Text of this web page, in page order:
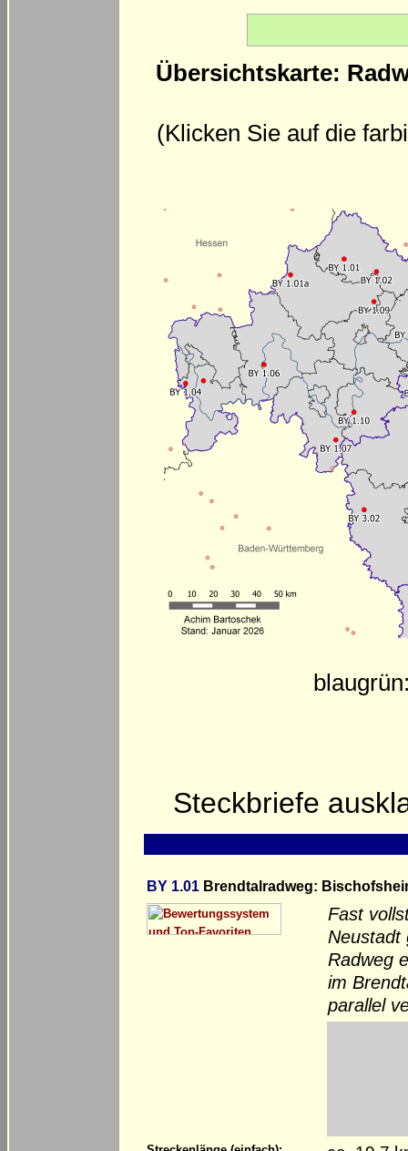
Übersichtskarte:
(Klicken Sie auf die
Steckbriefe
BY 1.01 Brendtalradweg:
Fast
Neustadt
Radweg
im
parallel